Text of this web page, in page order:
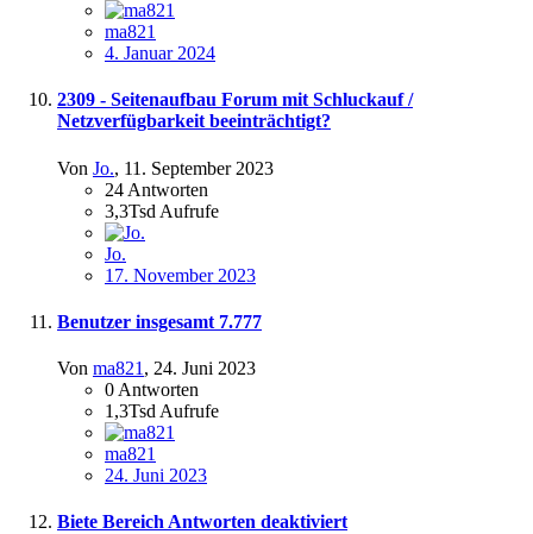
ma821
4. Januar 2024
2309 - Seitenaufbau Forum mit Schluckauf /
Netzverfügbarkeit beeinträchtigt?
Von Jo., 11. September 2023
24 Antworten
3,3Tsd Aufrufe
Jo.
17. November 2023
Benutzer insgesamt 7.777
Von ma821 , 24. Juni 2023
0 Antworten
1,3Tsd Aufrufe
ma821
24. Juni 2023
Biete Bereich Antworten deaktiviert